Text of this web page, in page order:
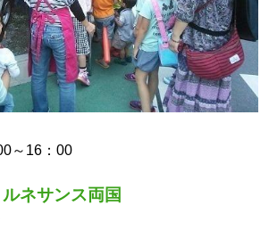
～16：00
ネサンス両国